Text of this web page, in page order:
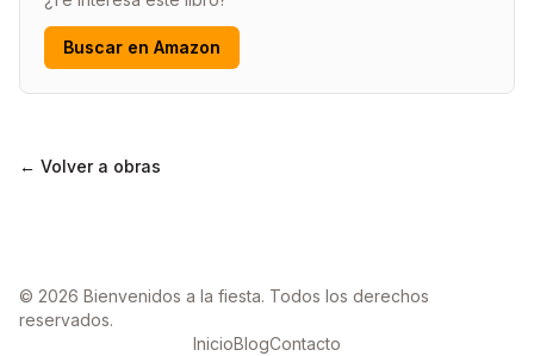
Buscar en Amazon
← Volver a obras
© 2026 Bienvenidos a la fiesta. Todos los derechos
reservados.
InicioBlogContacto